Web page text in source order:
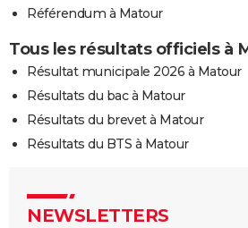
Référendum à Matour
Tous les résultats officiels à
Résultat municipale 2026 à Matour
Résultats du bac à Matour
Résultats du brevet à Matour
Résultats du BTS à Matour
NEWSLETTERS